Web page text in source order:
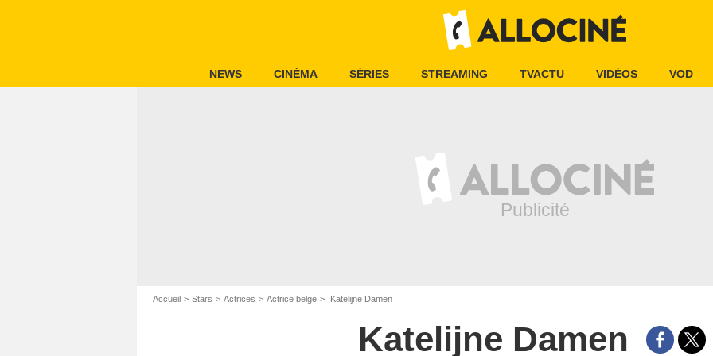
NEWS CINÉMA SÉRIES STREAMING TVACTU VIDÉOS VOD
Accueil Stars Actrices Actrice belge Katelijne Damen
Katelijne Damen